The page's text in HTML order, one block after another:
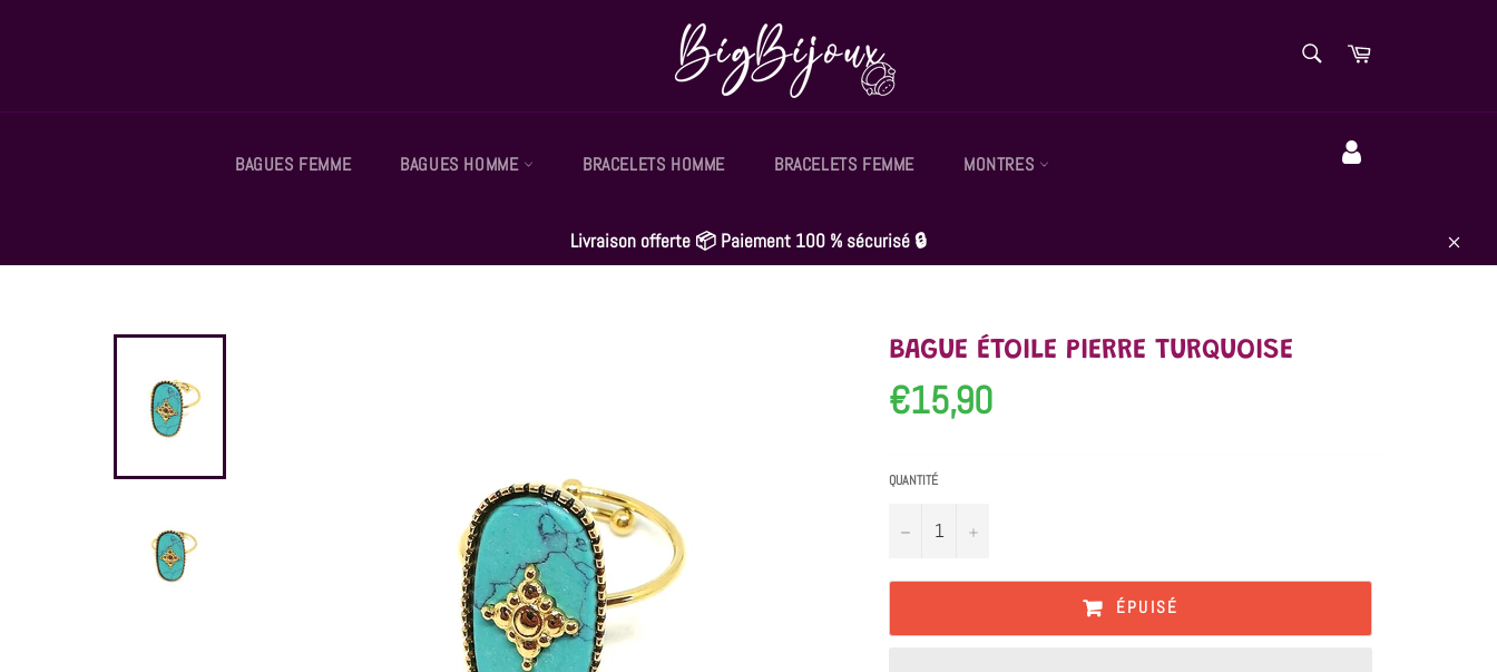
Panier
BAGUES FEMME BAGUES HOMME BRACELETS HOMME BRACELETS FEMME MONTRES
Livraison offerte 📦 Paiement 100 % sécurisé 🔒
Close
BAGUE ÉTOILE PIERRE TURQUOISE
Prix
régulier
€15,90
QUANTITÉ
− +
ÉPUISÉ